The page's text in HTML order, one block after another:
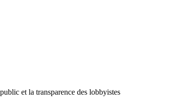
et la transparence des lobbyistes